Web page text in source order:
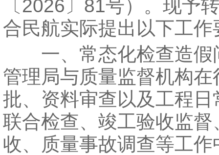
〔2026〕81号）。现予
合民航实际提出以下工作
一、常态化检查造假
管理局与质量监督机构在
批、资料审查以及工程日
联合检查、竣工验收监督
收、质量事故调查等工作